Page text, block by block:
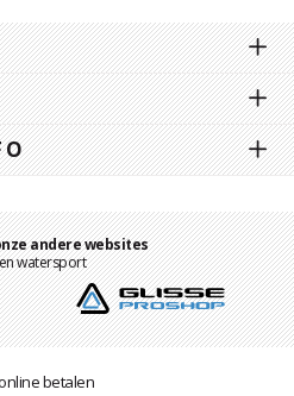
andere websites
watersport
betalen